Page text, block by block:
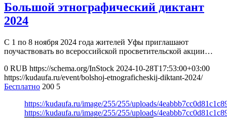
Большой этнографический диктант
2024
С 1 по 8 ноября 2024 года жителей Уфы приглашают
поучаствовать во всероссийской просветительской акции…
0 RUB https://schema.org/InStock 2024-10-28T17:53:00+03:00
https://kudaufa.ru/event/bolshoj-etnograficheskij-diktant-2024/
Бесплатно 200 5
https://kudaufa.ru/image/255/255/uploads/
https://kudaufa.ru/image/255/255/uploads/